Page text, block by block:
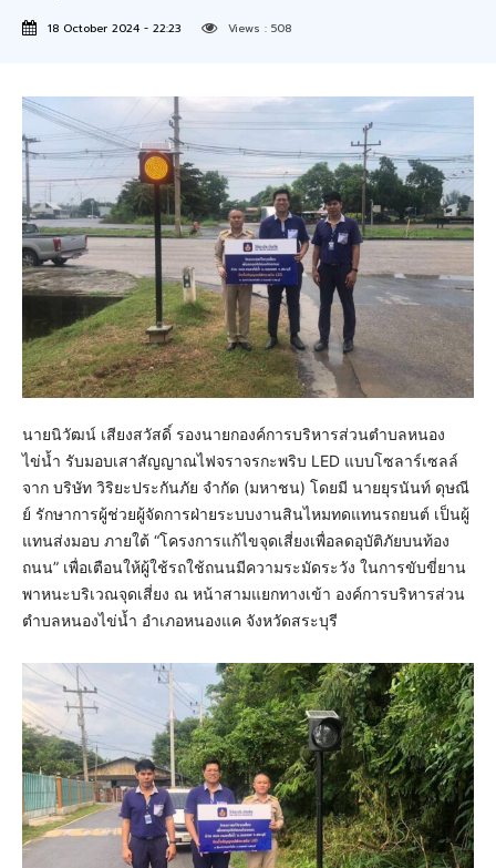
18 October 2024 - 22:23 Views : 508
นายนิวัฒน์ เสียงสวัสดิ์ รองนายกองค์การบริหารส่วนตำบลหนอง
ไข่น้ำ รับมอบเสาสัญญาณไฟจราจรกะพริบ LED แบบโซลาร์เซลล์
จาก บริษัท วิริยะประกันภัย จำกัด (มหาชน) โดยมี นายยุรนันท์ ดุษณี
ย์ รักษาการผู้ช่วยผู้จัดการฝ่ายระบบงานสินไหมทดแทนรถยนต์ เป็นผู้
แทนส่งมอบ ภายใต้ “โครงการแก้ไขจุดเสี่ยงเพื่อลดอุบัติภัยบนท้อง
ถนน” เพื่อเตือนให้ผู้ใช้รถใช้ถนนมีความระมัดระวัง ในการขับขี่ยาน
พาหนะบริเวณจุดเสี่ยง ณ หน้าสามแยกทางเข้า องค์การบริหารส่วน
ตำบลหนองไข่น้ำ อำเภอหนองแค จังหวัดสระบุรี